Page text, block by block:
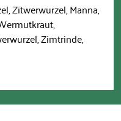
Zitwerwurzel, Manna,
Zimtrinde,